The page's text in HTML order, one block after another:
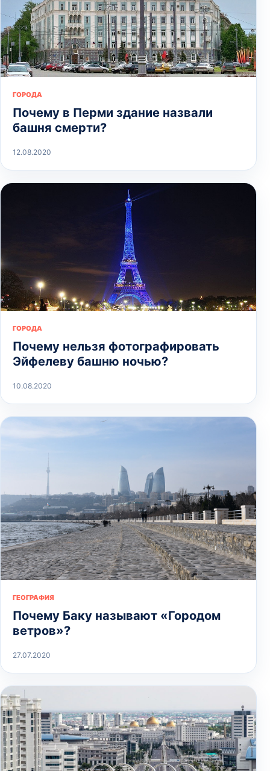
ГОРОДА
Почему в Перми здание назвали
башня смерти?
12.08.2020
ГОРОДА
Почему нельзя фотографировать
Эйфелеву башню ночью?
10.08.2020
ГЕОГРАФИЯ
Почему Баку называют «Городом
ветров»?
27.07.2020